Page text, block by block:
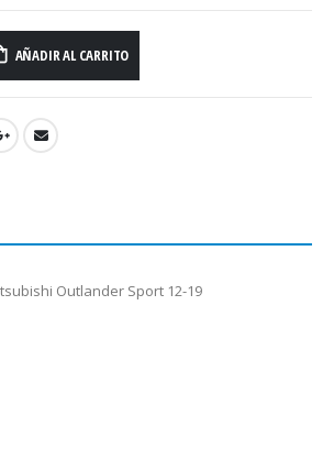
AÑADIR AL CARRITO
Outlander Sport 12-19